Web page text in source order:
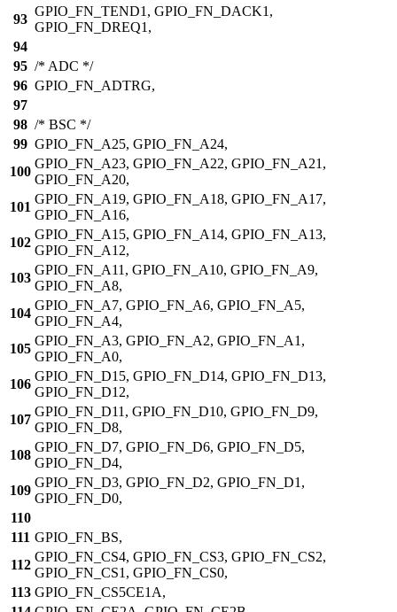
93
GPIO_FN_TEND1, GPIO_FN_DACK1,
GPIO_FN_DREQ1,
94
95 /* ADC */
96 GPIO_FN_ADTRG,
97
98 /* BSC */
99 GPIO_FN_A25, GPIO_FN_A24,
100
GPIO_FN_A23, GPIO_FN_A22, GPIO_FN_A21,
GPIO_FN_A20,
101
GPIO_FN_A19, GPIO_FN_A18, GPIO_FN_A17,
GPIO_FN_A16,
102
GPIO_FN_A15, GPIO_FN_A14, GPIO_FN_A13,
GPIO_FN_A12,
103
GPIO_FN_A11, GPIO_FN_A10, GPIO_FN_A9,
GPIO_FN_A8,
104
GPIO_FN_A7, GPIO_FN_A6, GPIO_FN_A5,
GPIO_FN_A4,
105
GPIO_FN_A3, GPIO_FN_A2, GPIO_FN_A1,
GPIO_FN_A0,
106
GPIO_FN_D15, GPIO_FN_D14, GPIO_FN_D13,
GPIO_FN_D12,
107
GPIO_FN_D11, GPIO_FN_D10, GPIO_FN_D9,
GPIO_FN_D8,
108
GPIO_FN_D7, GPIO_FN_D6, GPIO_FN_D5,
GPIO_FN_D4,
109
GPIO_FN_D3, GPIO_FN_D2, GPIO_FN_D1,
GPIO_FN_D0,
110
111 GPIO_FN_BS,
112
GPIO_FN_CS4, GPIO_FN_CS3, GPIO_FN_CS2,
GPIO_FN_CS1, GPIO_FN_CS0,
113 GPIO_FN_CS5CE1A,